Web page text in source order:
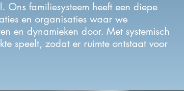
Ons familiesysteem heeft een diepe
en organisaties waar we
en dynamieken door. Met systemisch
speelt, zodat er ruimte ontstaat voor